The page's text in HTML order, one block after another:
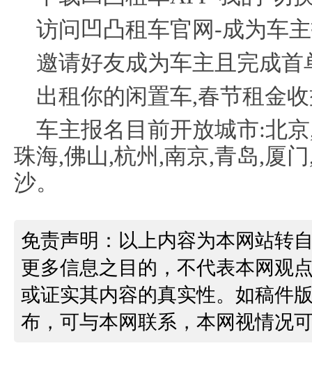
访问凹凸租车官网-成为车
邀请好友成为车主且完成首
出租你的闲置车,春节租金
车主报名目前开放城市:北
珠海,佛山,杭州,南京,青岛,厦
沙。
免责声明：以上内容为本网站转
更多信息之目的，不代表本网观
或证实其内容的真实性。如稿件
布，可与本网联系，本网视情况